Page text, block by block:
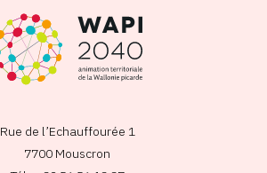
Rue de l’Echauffourée 1
7700 Mouscron